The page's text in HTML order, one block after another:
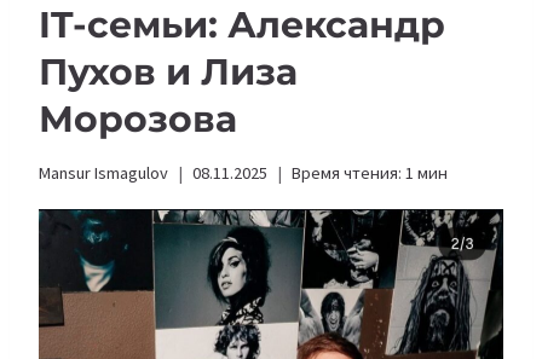
IT-семьи: Александр
Пухов и Лиза
Морозова
Mansur Ismagulov 08.11.2025 Время чтения: 1 мин